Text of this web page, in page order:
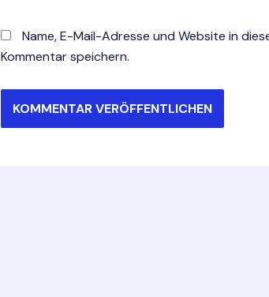
Name, E-Mail-Adresse und Website in
Kommentar speichern.